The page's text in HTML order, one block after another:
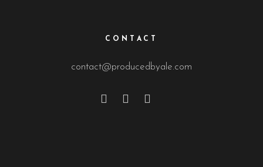
CONTACT
contact@producedbyale.com